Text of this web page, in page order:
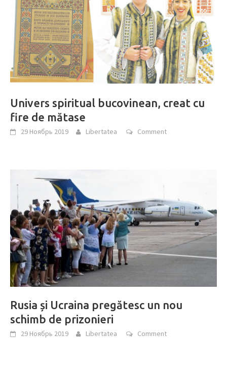
Univers spiritual bucovinean, creat cu
fire de mătase
29 Ноябрь 2019 Libertatea Comment
Rusia și Ucraina pregătesc un nou
schimb de prizonieri
29 Ноябрь 2019 Libertatea Comment